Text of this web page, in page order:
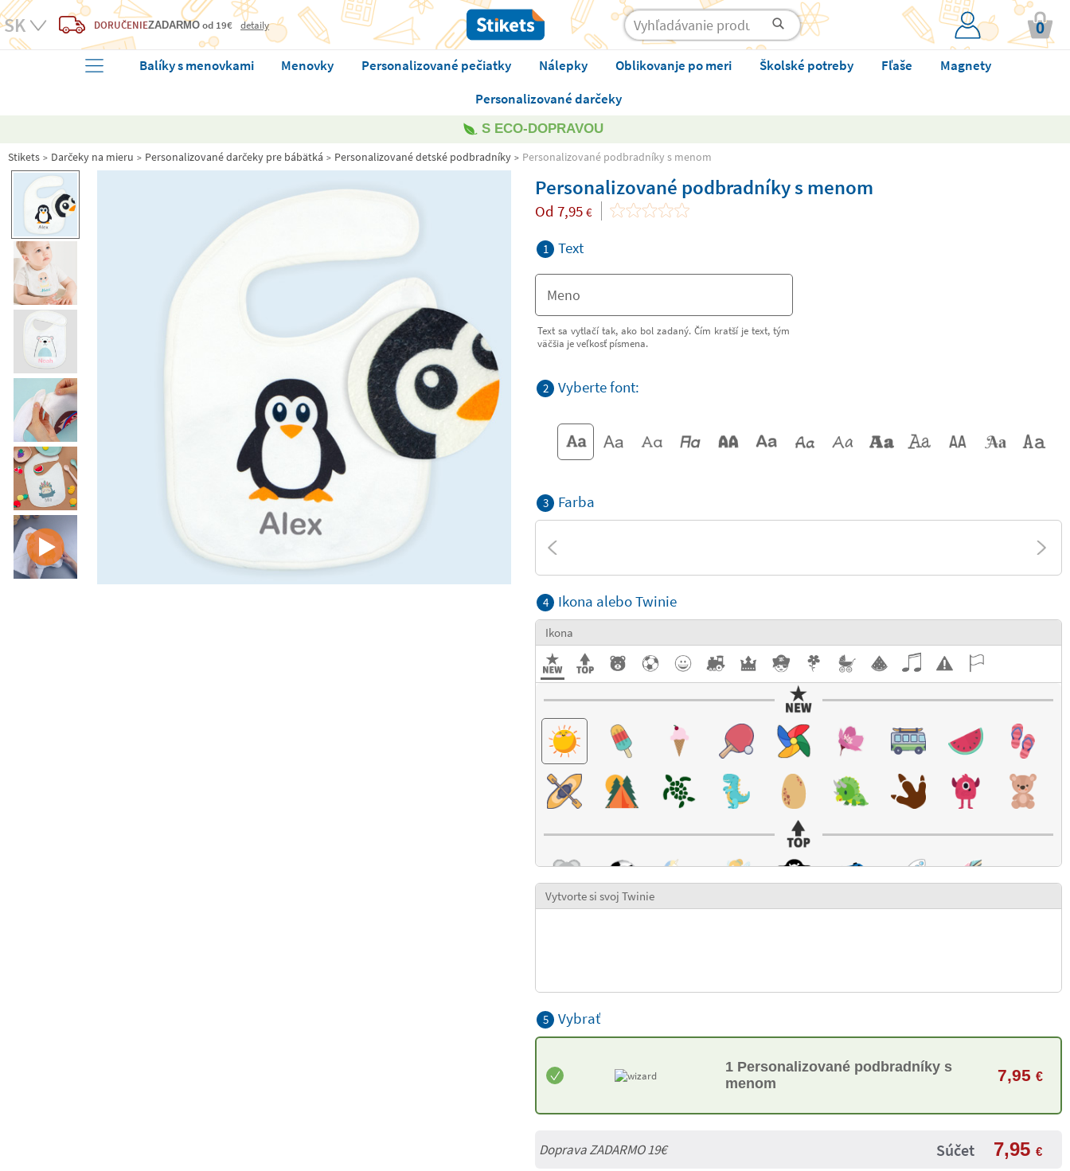
DORUČENIEZADARMO od 19€ detaily 0
Balíky s menovkami Menovky Personalizované pečiatky Nálepky Oblikovanje po meri Školské potreby Fľaše
Magnety
Personalizované darčeky
S ECO-DOPRAVOU
Stikets Darčeky na mieru Personalizované darčeky pre bábätká Personalizované detské podbradníky Personalizované podbradníky s menom
Personalizované podbradníky s menom
Od 7,95 €
1 Text
Text sa vytlačí tak, ako bol zadaný. Čím kratší je text, tým
väčšia je veľkosť písmena.
2 Vyberte font:
3 Farba
4 Ikona alebo Twinie
Ikona
Vytvorte si svoj Twinie
5 Vybrať
1 Personalizované podbradníky s
menom
7,95 €
Doprava ZADARMO 19€ Súčet 7,95 €